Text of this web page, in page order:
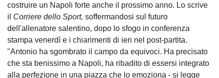
costruire un Napoli forte anche il prossimo anno. Lo scrive
il Corriere dello Sport, soffermandosi sul futuro
dell'allenatore salentino, dopo lo sfogo in conferenza
stampa venerdì e i chiarimenti di ieri nel post-partita.
"Antonio ha sgombrato il campo da equivoci. Ha precisato
che sta benissimo a Napoli, ha ribadito di essersi integrato
alla perfezione in una piazza che lo emoziona - si legge